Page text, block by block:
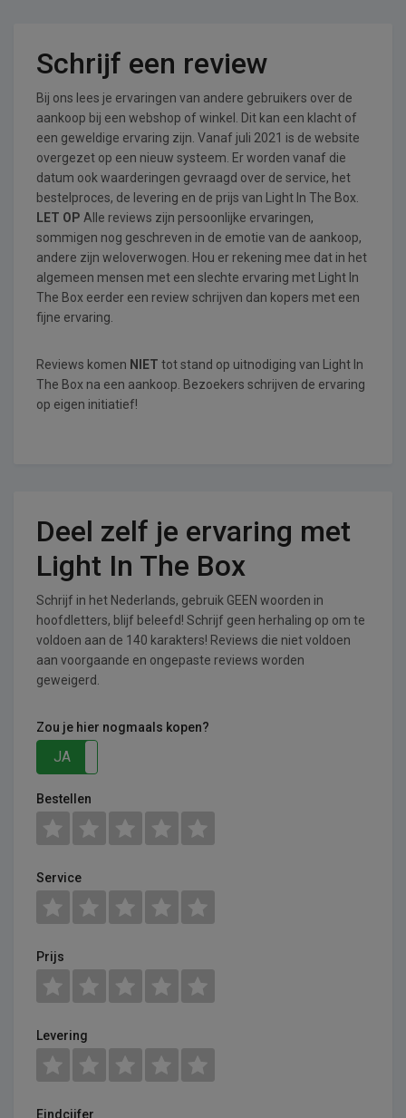
Schrijf een review
Bij ons lees je ervaringen van andere gebruikers over de
aankoop bij een webshop of winkel. Dit kan een klacht of
een geweldige ervaring zijn. Vanaf juli 2021 is de website
overgezet op een nieuw systeem. Er worden vanaf die
datum ook waarderingen gevraagd over de service, het
bestelproces, de levering en de prijs van Light In The Box.
LET OP Alle reviews zijn persoonlijke ervaringen,
sommigen nog geschreven in de emotie van de aankoop,
andere zijn weloverwogen. Hou er rekening mee dat in het
algemeen mensen met een slechte ervaring met Light In
The Box eerder een review schrijven dan kopers met een
fijne ervaring.
Reviews komen NIET tot stand op uitnodiging van Light In
The Box na een aankoop. Bezoekers schrijven de ervaring
op eigen initiatief!
Deel zelf je ervaring met
Light In The Box
Schrijf in het Nederlands, gebruik GEEN woorden in
hoofdletters, blijf beleefd! Schrijf geen herhaling op om te
voldoen aan de 140 karakters! Reviews die niet voldoen
aan voorgaande en ongepaste reviews worden
geweigerd.
Zou je hier nogmaals kopen?
JA
Bestellen
Service
Prijs
Levering
Eindcijfer